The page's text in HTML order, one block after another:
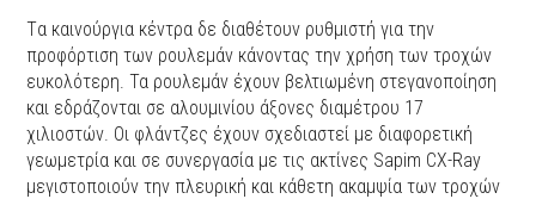
Tα καινούργια κέντρα δε διαθέτουν ρυθμιστή για την
προφόρτιση των ρουλεμάν κάνοντας την χρήση των τροχών
ευκολότερη. Τα ρουλεμάν έχουν βελτιωμένη στεγανοποίηση
και εδράζονται σε αλουμινίου άξονες διαμέτρου 17
χιλιοστών. Οι φλάντζες έχουν σχεδιαστεί με διαφορετική
γεωμετρία και σε συνεργασία με τις ακτίνες Sapim CX-Ray
μεγιστοποιούν την πλευρική και κάθετη ακαμψία των τροχών